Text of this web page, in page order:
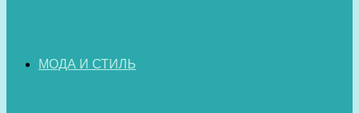
МОДА И СТИЛЬ